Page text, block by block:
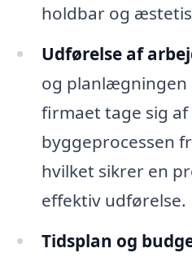
holdbar og
Udførelse af
og planlægningen
firmaet tage sig af
byggeprocessen
hvilket sikrer en
effektiv udførelse.
Tidsplan og